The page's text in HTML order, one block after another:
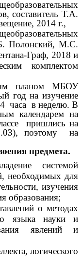
составитель Т.А.
2014 г.,
Полонский, М.С.
Граф, 2018 и
комплектом
планом МБОУ
год на изучение
часа в неделю. В
календарем на
пришлись на
поэтому на
предмета.
системой
необходимых для
изучения
образования;
о методах
языка науки и
явлений и
логического